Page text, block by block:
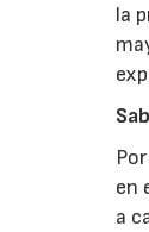
la
en
a